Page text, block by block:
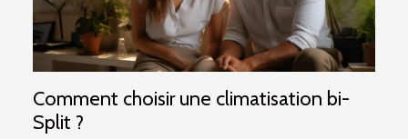
Comment choisir une climatisation bi-
Split ?